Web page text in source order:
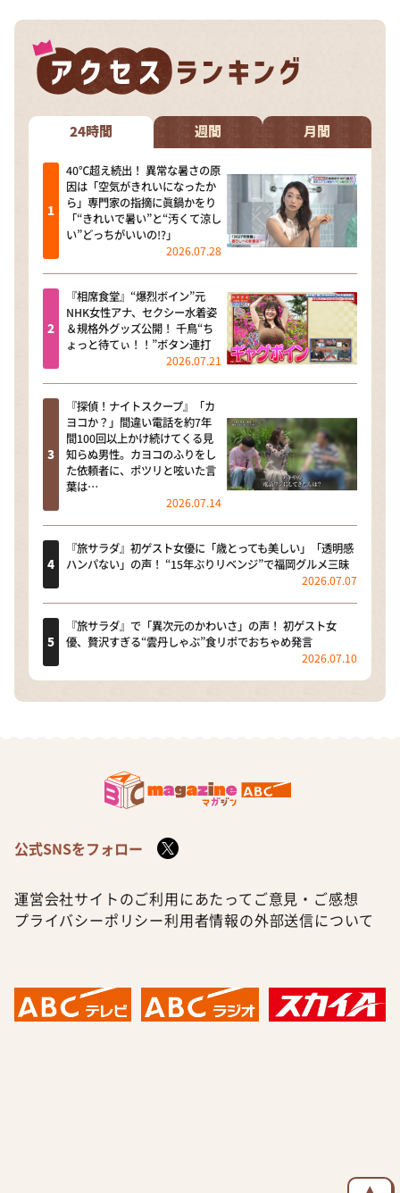
24時間 週間 月間
40℃超え続出！ 異常な暑さの原
因は「空気がきれいになったか
ら」専門家の指摘に眞鍋かをり
「“きれいで暑い”と“汚くて涼し
い”どっちがいいの!?」
2026.07.28
『相席食堂』“爆烈ボイン”元
NHK女性アナ、セクシー水着姿
＆規格外グッズ公開！ 千鳥“ち
ょっと待てぃ！！”ボタン連打
2026.07.21
『探偵！ナイトスクープ』「カ
ヨコか？」間違い電話を約7年
間100回以上かけ続けてくる見
知らぬ男性。カヨコのふりをし
た依頼者に、ポツリと呟いた言
葉は…
2026.07.14
『旅サラダ』初ゲスト女優に「歳とっても美しい」「透明感
ハンパない」の声！ “15年ぶりリベンジ”で福岡グルメ三昧
2026.07.07
『旅サラダ』で「異次元のかわいさ」の声！ 初ゲスト女
優、贅沢すぎる“雲丹しゃぶ”食リポでおちゃめ発言
2026.07.10
公式SNSをフォロー
運営会社サイトのご利用にあたって ご意見・ご感想
プライバシーポリシー利用者情報の外部送信について